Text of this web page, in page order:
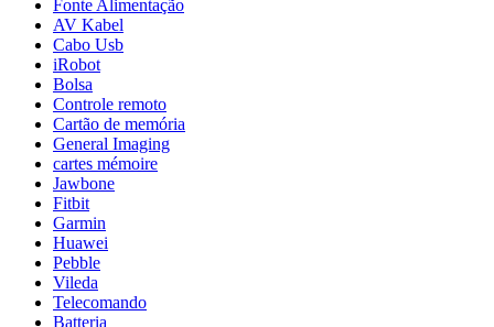
Fonte Alimentação
AV Kabel
Cabo Usb
iRobot
Bolsa
Controle remoto
Cartão de memória
General Imaging
cartes mémoire
Jawbone
Fitbit
Garmin
Huawei
Pebble
Vileda
Telecomando
Batteria